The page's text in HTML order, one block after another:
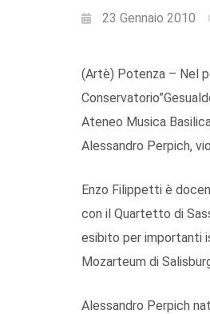
23 Gennaio 2010
(Artè) Potenza – Nel
Ateneo Musica
Alessandro Perpich,
Enzo Filippetti è
con il Quartetto di
esibito per importanti
Mozarteum di
Alessandro Perpich